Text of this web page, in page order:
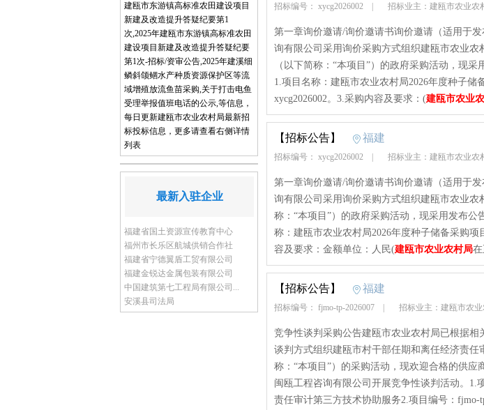
建瓯市东游镇高标准农田建设项目
新建及改造提升答疑纪要第1
次,2025年建瓯市东游镇高标准农田
建设项目新建及改造提升答疑纪要
第1次-招标/资审公告,2025年建溪细
鳞斜颌鲴水产种质资源保护区等流
域增殖放流鱼苗采购,关于打击电鱼
受理举报值班电话的公示,等信息，
每日更新建瓯市农业农村局最新招
标投标信息，更多请查看右侧详情
列表
最新入驻企业
福建省国土资源宣传教育中心
福州市长乐区航城供销合作社
福建省宁德翼盾工贸有限公司
福建金锐达金属包装有限公司
中国建筑第七工程局有限公司...
安溪县司法局
招标编号： xycg2026002 招标业主：建瓯市农业农
第一章询价邀请/询价邀请书询价邀请（适用于
询有限公司采用询价采购方式组织建瓯市农业农
（以下简称：“本项目”）的政府采购活动，现
1.项目名称：建瓯市农业农村局2026年度种子储
xycg2026002。3.采购内容及要求：(建瓯市农业
【招标公告】 福建
招标编号： xycg2026002 招标业主：建瓯市农业农
第一章询价邀请/询价邀请书询价邀请（适用于
询有限公司采用询价采购方式组织建瓯市农业农
称：“本项目”）的政府采购活动，现采用发布公
称：建瓯市农业农村局2026年度种子储备采购项
容及要求：金额单位：人民(建瓯市农业农村局
【招标公告】 福建
招标编号： fjmo-tp-2026007 招标业主：建瓯市农
竞争性谈判采购公告建瓯市农业农村局已根据
谈判方式组织建瓯市村干部任期和离任经济责
称：“本项目”）的采购活动，现欢迎合格的供
闽瓯工程咨询有限公司开展竞争性谈判活动。1.
责任审计第三方技术协助服务2.项目编号：fjmo-